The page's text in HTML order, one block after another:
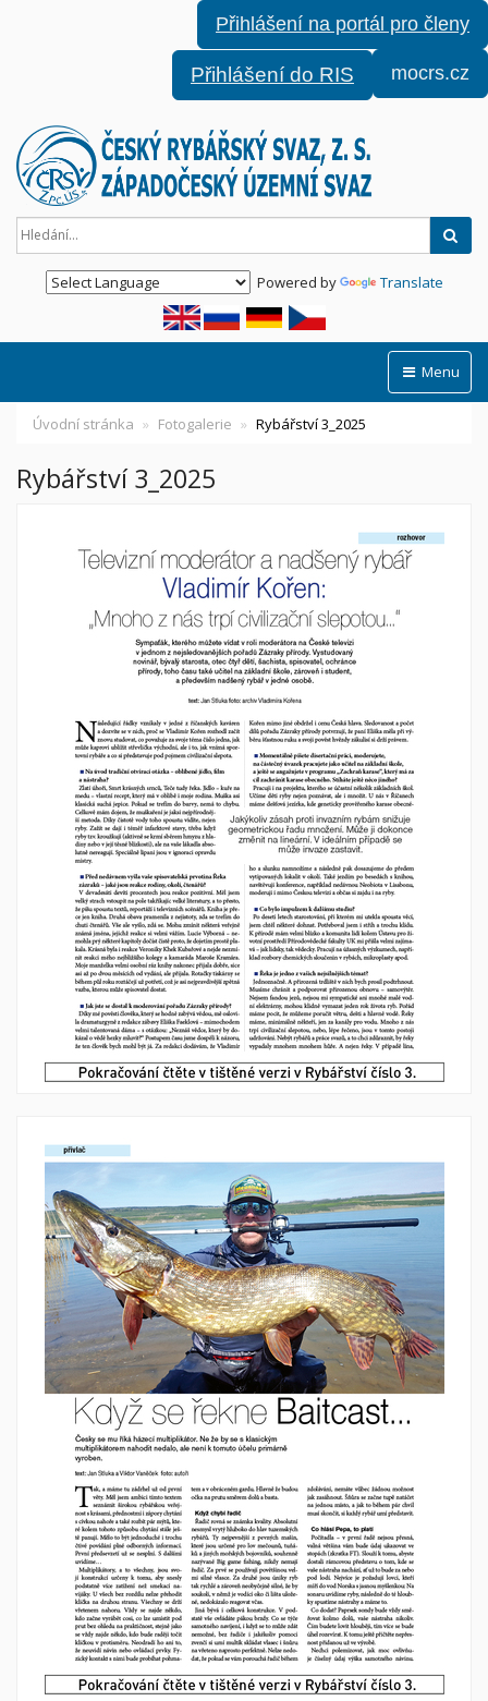
Přihlášení na portál pro členy
Přihlášení do RIS mocrs.cz
Powered by Translate
Menu
Úvodní stránka Fotogalerie Rybářství 3_2025
Rybářství 3_2025